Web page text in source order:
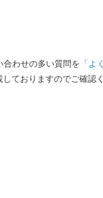
合わせの多い質問を 「よく
しておりますのでご確認く